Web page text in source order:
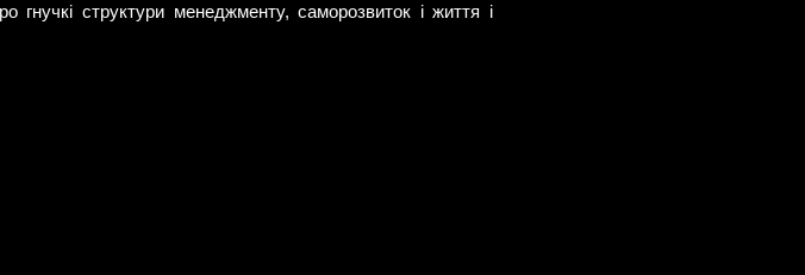
гнучкі структури менеджменту, саморозвиток і життя і